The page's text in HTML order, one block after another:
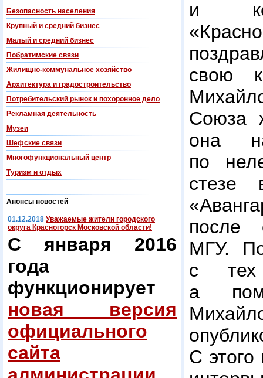
Безопасность населения
Крупный и средний бизнес
Малый и средний бизнес
Побратимские связи
Жилищно-коммунальное хозяйство
Архитектура и градостроительство
Потребительский рынок и похоронное дело
Рекламная деятельность
Музеи
Шефские связи
Многофункциональный центр
Туризм и отдых
Анонсы новостей
01.12.2018 Уважаемые жители городского
округа Красногорск Московской области!
С января 2016
года
функционирует
новая версия
официального
сайта
и
свою
Союза
она
по
стезе
после
МГУ.
с тех
а
С